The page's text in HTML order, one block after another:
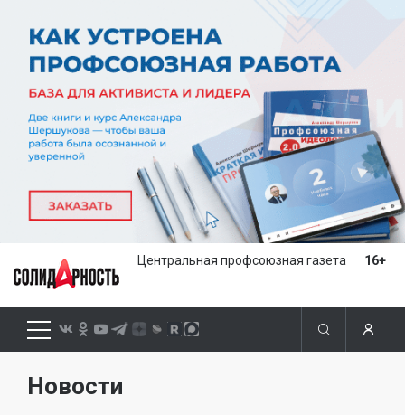
Центральная профсоюзная газета 16+
Новости